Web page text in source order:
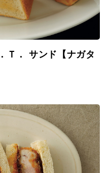
Ｔ． サンド【ナガタ